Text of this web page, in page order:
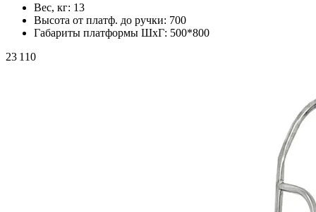
Вес, кг: 13
Высота от платф. до ручки: 700
Габариты платформы ШxГ: 500*800
23 110